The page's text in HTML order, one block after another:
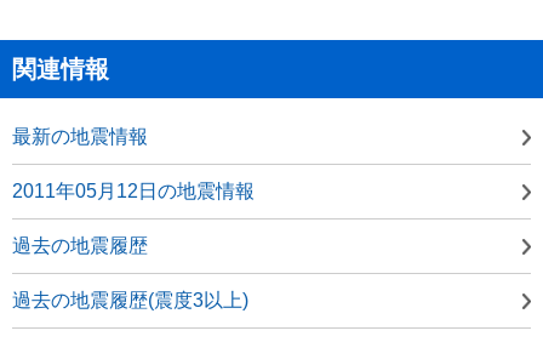
関連情報
最新の地震情報
2011年05月12日の地震情報
過去の地震履歴
過去の地震履歴(震度3以上)